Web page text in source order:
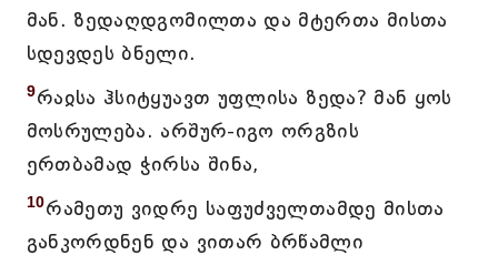
მან. ზედაღდგომილთა და მტერთა მისთა
სდევდეს ბნელი.
9რაჲსა ჰსიტყუავთ უფლისა ზედა? მან ყოს
მოსრულება. არშურ-იგო ორგზის
ერთბამად ჭირსა შინა,
10რამეთუ ვიდრე საფუძველთამდე მისთა
განკორდნენ და ვითარ ბრწამლი